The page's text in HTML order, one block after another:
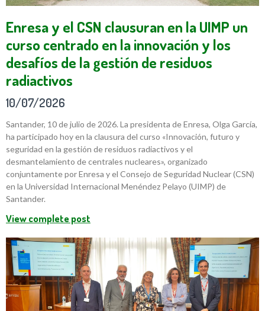
Enresa y el CSN clausuran en la UIMP un
curso centrado en la innovación y los
desafíos de la gestión de residuos
radiactivos
10/07/2026
Santander, 10 de julio de 2026. La presidenta de Enresa, Olga García,
ha participado hoy en la clausura del curso «Innovación, futuro y
seguridad en la gestión de residuos radiactivos y el
desmantelamiento de centrales nucleares», organizado
conjuntamente por Enresa y el Consejo de Seguridad Nuclear (CSN)
en la Universidad Internacional Menéndez Pelayo (UIMP) de
Santander.
View complete post